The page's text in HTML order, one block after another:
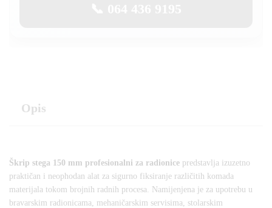
Opis
Škrip stega 150 mm profesionalni za radionice predstavlja izuzetno
praktičan i neophodan alat za sigurno fiksiranje različitih komada
materijala tokom brojnih radnih procesa. Namijenjena je za upotrebu u
bravarskim radionicama, mehaničarskim servisima, stolarskim